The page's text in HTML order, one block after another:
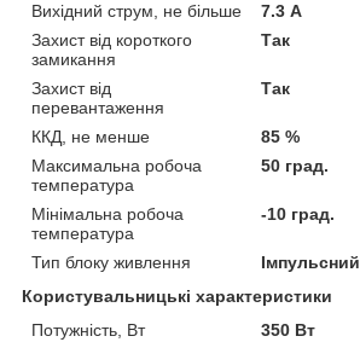
Вихідний струм, не більше
7.3 А
Захист від короткого
замикання
Так
Захист від
перевантаження
Так
ККД, не менше
85 %
Максимальна робоча
температура
50 град.
Мінімальна робоча
температура
-10 град.
Тип блоку живлення
Імпульсний
Користувальницькі характеристики
Потужність, Вт
350 Вт